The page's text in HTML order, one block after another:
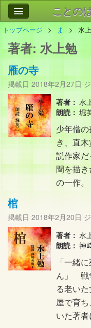
ことの
作品
会社
お
トップページ ま 水
著者:水上勉
雁の寺
掲載日 2018年2月27日
著者： 水
朗読： 堀
少年僧
き、直
説作家
間を描
の一作。
棺
掲載日 2018年2月20日
著者： 水
朗読： 神
「一緒
ん」 戦
る老い
屋で育
いた著